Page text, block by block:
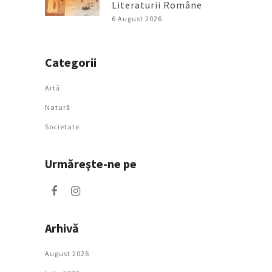
Literaturii Române
6 August 2026
Categorii
Artǎ
Natură
Societate
Urmăreşte-ne pe
Arhivă
August 2026